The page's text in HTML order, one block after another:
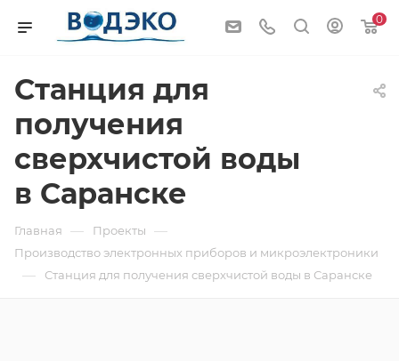
0
Станция для
получения
сверхчистой воды
в Саранске
Главная — Проекты —
Производство электронных приборов и микроэлектроники
— Станция для получения сверхчистой воды в Саранске